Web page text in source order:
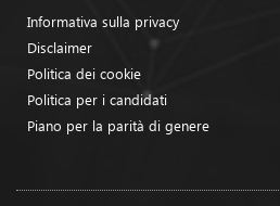
Informativa sulla privacy
Disclaimer
Politica dei cookie
Politica per i candidati
Piano per la parità di genere